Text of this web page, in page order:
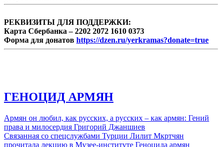
РЕКВИЗИТЫ ДЛЯ ПОДДЕРЖКИ:
Карта Сбербанка – 2202 2072 1610 0373
Форма для донатов https://dzen.ru/yerkramas?donate=true
ГЕНОЦИД АРМЯН
Армян он любил, как русских, а русских – как армян: Гений
права и милосердия Григорий Джаншиев
Связанная со спецслужбами Турции Лилит Мкртчян
прочитала лекцию в Музее-институте Геноцида армян